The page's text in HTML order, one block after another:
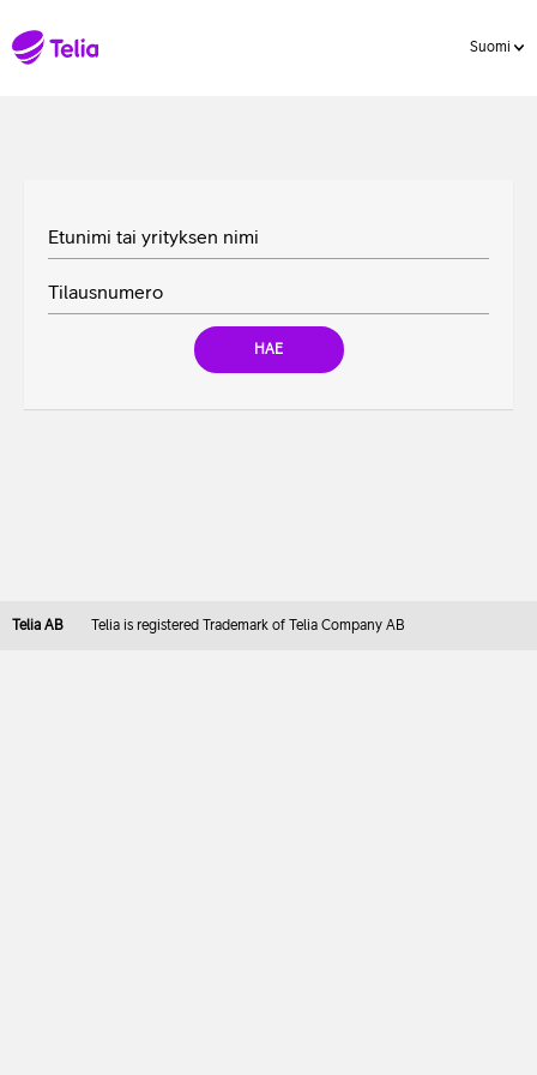
Suomi
Etunimi tai yrityksen nimi
Tilausnumero
HAE
Telia AB Telia is registered Trademark of Telia Company AB